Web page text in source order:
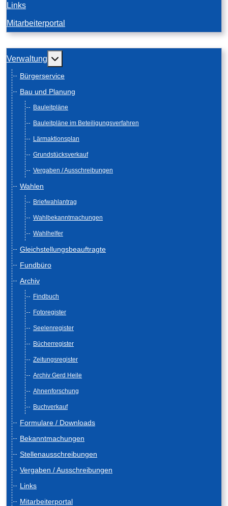
Links
Mitarbeiterportal
Verwaltung Weitere Informationen: Verwaltung
Bürgerservice
Bau und Planung
Bauleitpläne
Bauleitpläne im Beteiligungsverfahren
Lärmaktionsplan
Grundstücksverkauf
Vergaben / Ausschreibungen
Wahlen
Briefwahlantrag
Wahlbekanntmachungen
Wahlhelfer
Gleichstellungsbeauftragte
Fundbüro
Archiv
Findbuch
Fotoregister
Seelenregister
Bücherregister
Zeitungsregister
Archiv Gerd Heile
Ahnenforschung
Buchverkauf
Formulare / Downloads
Bekanntmachungen
Stellenausschreibungen
Vergaben / Ausschreibungen
Links
Mitarbeiterportal